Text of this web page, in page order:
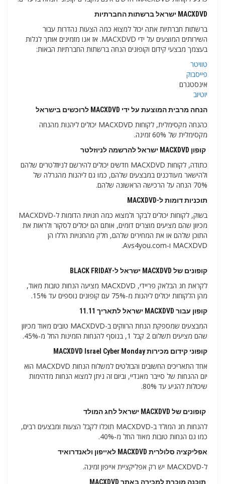
MACXDVD ישראל ברשתות החברתיות
ברשתות חברתיות אתה יכול למצוא כמה הצעות נהדרות עבור
השירותים המוצעים על ידי MACXDVD. אז אנו מזמינים אותך לגלות
בעצמך מבצעי קידום וקופונים הנחה ברשתות החברתיות הבאות:
טוויטר
פייסבוק
אינסטגרם
יוטיוב
הנחה מרבית המוצעת על ידי MACXDVD לרוכשים בישראל
כהנחה מקסימלית, לקוחות MACXDVD יכולים ליהנות מהנחה
מקסימלית של 60% זמינה.
קופון MACXDVD ישראל להרשמה לניוזלטר
כתודה, לקוחות MACXDVD חדשים יכולים להירשם לניוזלטרים שלהם
ולהישאר מעודכנים במבצעים שלהם, כמו גם ליהנות מהגרלה של
70% הנחה על הרכישה הראשונה שלהם.
תוכניות דומות ל-MACXDVD
בשוק, לקוחות יכולים לבקר ולמצוא כמה חנויות הדומות ל-MACXDVD
מכיוון שהם מציעים מוצרים דומים, אותם הם יכולים לסקור ולראות את
התוכן שלהם או את המחירים שלהם, חלק מהחנויות הללו הן
MACXDVD ו-Avs4you.com.
קופונים של MACXDVD ישראל ל-BLACK FRIDAY
לקראת חג הבלאק פריידי, MACXDVD מציעה הנחות טובות מאוד,
מהן הלקוחות יכולים ליהנות מ-75% עם קופונים נוספים עד 15%.
קופון עבור MACXDVD ישראל לתאריך 11.11
המבצעים שמספקת הנחת הרווקים ב-MACXDVD טובים מאוד מכיוון
שהם מציעים תשלום 2 קבל 1, בנוסף להנחות הזמינות החל מ-45%.
קופוני קידום מכירות MACXDVD Israel Cyber ​​​​Monday
אחד התאריכים החשובים והבולטים למשלוח הנחות MACXDVD הוא
יום ההנחות של סייבר מאנדיי, וביום זה ניתן למצוא הנחות מדהימות
שיכולות להגיע עד 80%.
קופונים של MACXDVD ישראל לחג המולד
להנחות חג המולד ב-MACXDVD תוכלו לקבל הצעות ומבצעים רבים,
כמו גם הנחות טובות מאוד החל מ-40%.
אפליקציה סלולרית MACXDVD לאייפון ולאנדרואיד
ל-MACXDVD יש רק אפליקציית אייפון זמינה.
תוכנה מוכרת למכירה באתר MACXDVD